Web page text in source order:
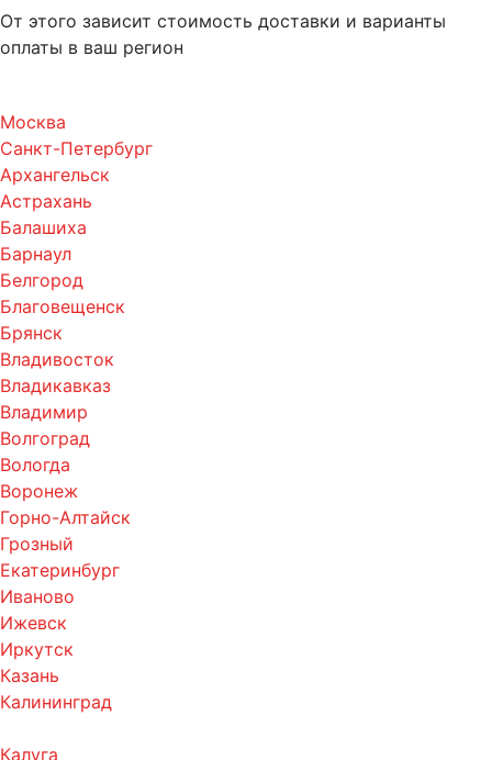
От этого зависит стоимость доставки и варианты
оплаты в ваш регион
Москва
Санкт-Петербург
Архангельск
Астрахань
Балашиха
Барнаул
Белгород
Благовещенск
Брянск
Владивосток
Владикавказ
Владимир
Волгоград
Вологда
Воронеж
Горно-Алтайск
Грозный
Екатеринбург
Иваново
Ижевск
Иркутск
Казань
Калининград
Калуга